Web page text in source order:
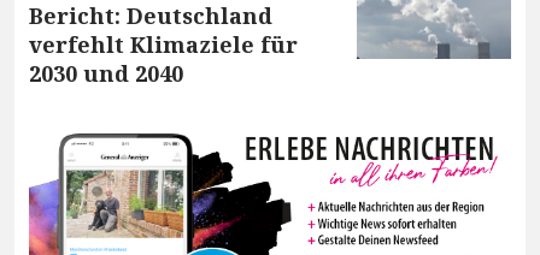
Bericht: Deutschland
verfehlt Klimaziele für
2030 und 2040